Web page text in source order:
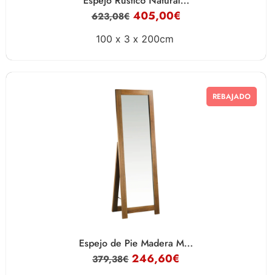
623,08€ 405,00€
100 x 3 x 200cm
REBAJADO
Espejo de Pie Madera M...
379,38€ 246,60€